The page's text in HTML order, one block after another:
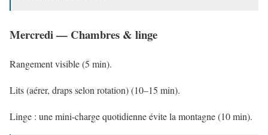
Mercredi — Chambres & linge
Rangement visible (5 min).
Lits (aérer, draps selon rotation) (10–15 min).
Linge : une mini-charge quotidienne évite la montagne (10 min).